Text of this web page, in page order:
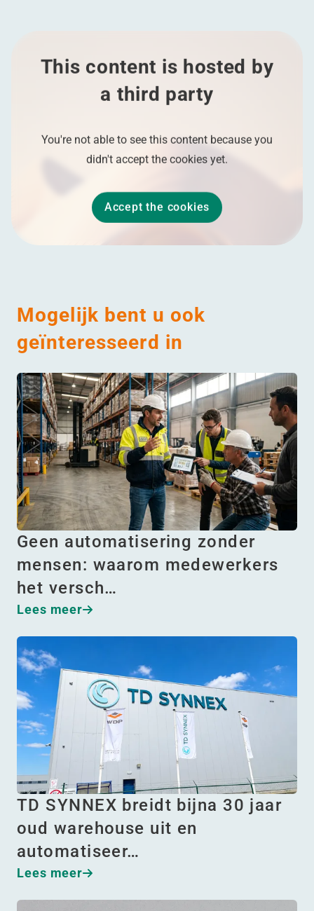
This content is hosted by
a third party
You're not able to see this content because you
didn't accept the cookies yet.
Accept the cookies
Mogelijk bent u ook
geïnteresseerd in
Geen automatisering zonder
mensen: waarom medewerkers
het versch…
Lees meer
TD SYNNEX breidt bijna 30 jaar
oud warehouse uit en
automatiseer…
Lees meer